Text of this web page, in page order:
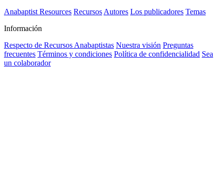
Anabaptist Resources Recursos Autores Los publicadores Temas
Información
Respecto de Recursos Anabaptistas Nuestra visión Preguntas
frecuentes Términos y condiciones Política de confidencialidad Sea
un colaborador